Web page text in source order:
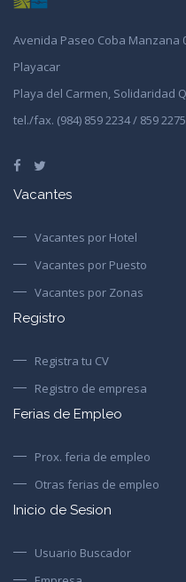
Avenida Paseo Coba Manzana
Playacar
Playa del Carmen, Solidaridad
tel./fax. (984) 859 2234 / 859 2275
Vacantes
Vacantes por Hotel
Vacantes por Puesto
Vacantes por Zonas
Registro
Registra tu CV
Registro de empresa
Ferias de Empleo
Prox. feria de empleo
Otras ferias de empleo
Inicio de Sesion
Usuario Buscador